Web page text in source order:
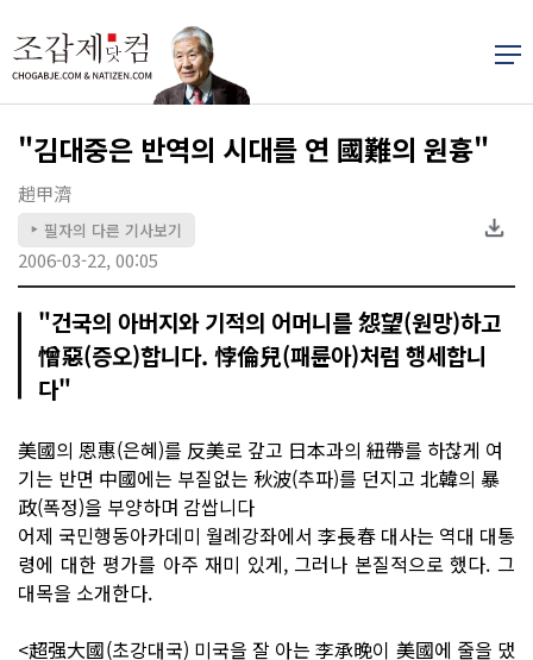
"김대중은 반역의 시대를 연 國難의 원흉"
趙甲濟
▶ 필자의 다른 기사보기
2006-03-22, 00:05
"건국의 아버지와 기적의 어머니를 怨望(원망)하고
憎惡(증오)합니다. 悖倫兒(패륜아)처럼 행세합니
다"
美國의 恩惠(은혜)를 反美로 갚고 日本과의 紐帶를 하찮게 여
기는 반면 中國에는 부질없는 秋波(추파)를 던지고 北韓의 暴
政(폭정)을 부양하며 감쌉니다
어제 국민행동아카데미 월례강좌에서 李長春 대사는 역대 대통
령에 대한 평가를 아주 재미 있게, 그러나 본질적으로 했다. 그
대목을 소개한다.
<超强大國(초강대국) 미국을 잘 아는 李承晩이 美國에 줄을 댔